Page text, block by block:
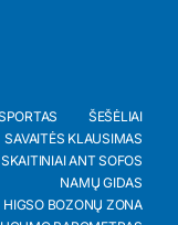
ŠEŠĖLIAI
SAVAITĖS KLAUSIMAS
SKAITINIAI ANT SOFOS
NAMŲ GIDAS
HIGSO BOZONŲ ZONA